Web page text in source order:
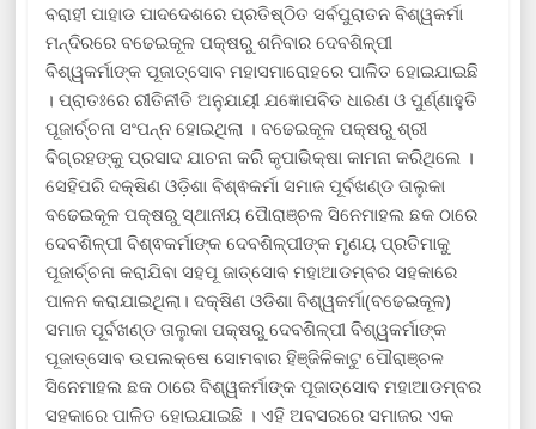
ବରାହୀ ପାହାଡ ପାଦଦେଶରେ ପ୍ରତିଷ୍ଠିତ ସର୍ବପୁରାତନ ବିଶ୍ୱକର୍ମା
ମନ୍ଦିରରେ ବଢେଇକୂଳ ପକ୍ଷରୁ ଶନିବାର ଦେବଶିଳ୍ପୀ
ବିଶ୍ୱକର୍ମାଙ୍କ ପୂଜାତ୍ସୋବ ମହାସମାରୋହରେ ପାଳିତ ହୋଇଯାଇଛି
। ପ୍ରାତଃରେ ରୀତିନୀତି ଅନୁଯାୟୀ ଯଜ୍ଞୋପବିତ ଧାରଣ ଓ ପୁର୍ଣ୍ଣାହୁତି
ପୂଜାର୍ଚ୍ଚନା ସଂପନ୍ନ ହୋଇଥିଲା । ବଢେଇକୂଳ ପକ୍ଷରୁ ଶ୍ରୀ
ବିଗ୍ରହଙ୍କୁ ପ୍ରସାଦ ଯାଚନା କରି କୃପାଭିକ୍ଷା କାମନା କରିଥିଲେ ।
ସେହିପରି ଦକ୍ଷିଣ ଓଡ଼ିଶା ବିଶ୍ଵକର୍ମା ସମାଜ ପୂର୍ବଖଣ୍ଡ ତାଲୁକା
ବଢେଇକୂଳ ପକ୍ଷରୁ ସ୍ଥାନୀୟ ପୈାରାଞ୍ଚଳ ସିନେମାହଲ ଛକ ଠାରେ
ଦେବଶିଳ୍ପୀ ବିଶ୍ଵକର୍ମାଙ୍କ ଦେବଶିଳ୍ପୀଙ୍କ ମୃଣୟ ପ୍ରତିମାକୁ
ପୂଜାର୍ଚ୍ଚନା କରାଯିବା ସହପୂ ଜାତ୍ସୋବ ମହାଆଡମ୍ବର ସହକାରେ
ପାଳନ କରାଯାଇଥିଲା। ଦକ୍ଷିଣ ଓଡିଶା ବିଶ୍ୱକର୍ମା(ବଢେଇକୂଳ)
ସମାଜ ପୂର୍ବଖଣ୍ଡ ତାଲୁକା ପକ୍ଷରୁ ଦେବଶିଳ୍ପୀ ବିଶ୍ୱକର୍ମାଙ୍କ
ପୂଜାତ୍ସୋବ ଉପଲକ୍ଷେ ସୋମବାର ହିଞ୍ଜିଳିକାଟୁ ପୌରାଞ୍ଚଳ
ସିନେମାହଲ ଛକ ଠାରେ ବିଶ୍ୱକର୍ମାଙ୍କ ପୂଜାତ୍ସୋବ ମହାଆଡମ୍ବର
ସହକାରେ ପାଳିତ ହୋଇଯାଇଛି । ଏହି ଅବସରରେ ସମାଜର ଏକ